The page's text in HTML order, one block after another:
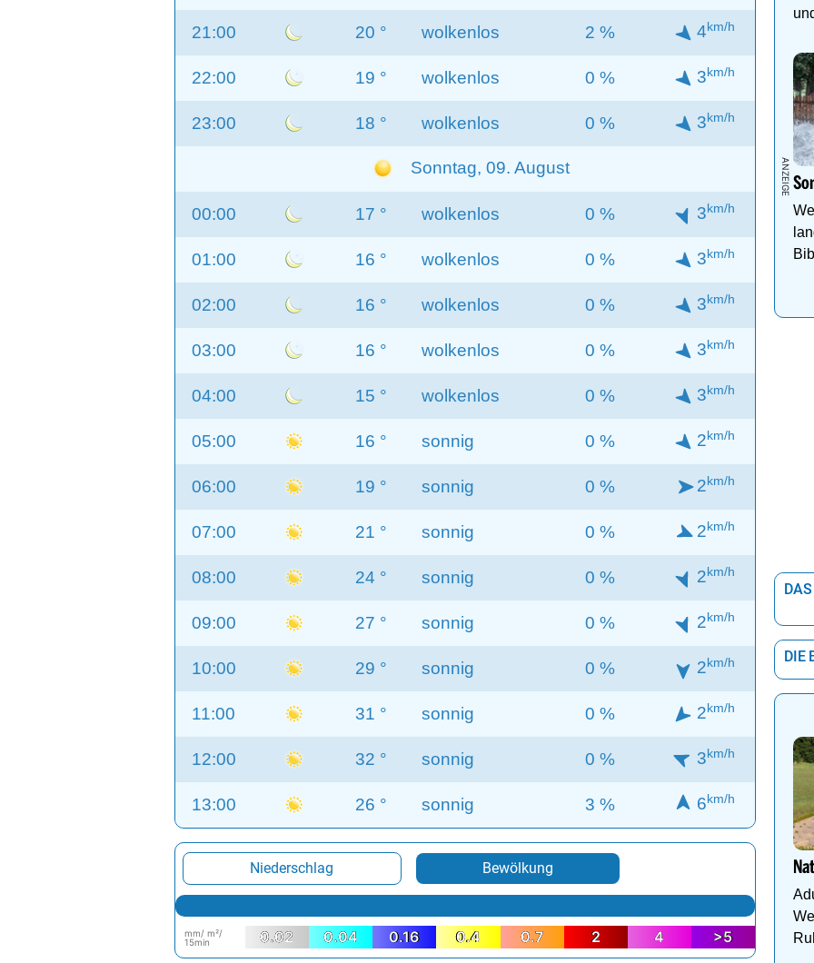
21:00 20 ° wolkenlos 2 % 4km/h
22:00 19 ° wolkenlos 0 % 3km/h
23:00 18 ° wolkenlos 0 % 3km/h
Sonntag, 09. August
00:00 17 ° wolkenlos 0 % 3km/h
01:00 16 ° wolkenlos 0 % 3km/h
02:00 16 ° wolkenlos 0 % 3km/h
03:00 16 ° wolkenlos 0 % 3km/h
04:00 15 ° wolkenlos 0 % 3km/h
05:00 16 ° sonnig 0 % 2km/h
06:00 19 ° sonnig 0 % 2km/h
07:00 21 ° sonnig 0 % 2km/h
08:00 24 ° sonnig 0 % 2km/h
09:00 27 ° sonnig 0 % 2km/h
10:00 29 ° sonnig 0 % 2km/h
11:00 31 ° sonnig 0 % 2km/h
12:00 32 ° sonnig 0 % 3km/h
13:00 26 ° sonnig 3 % 6km/h
Niederschlag Bewölkung
mm/ m²/
15min
0.02 0.04 0.16 0.4 0.7 2 4 >5
DIE